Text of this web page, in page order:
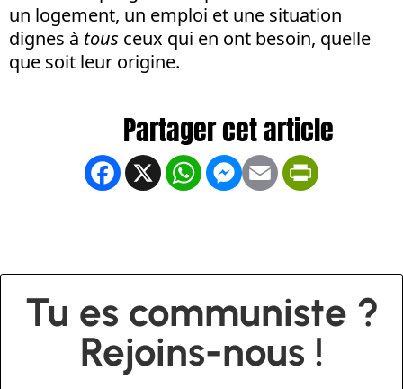
un logement, un emploi et une situation
dignes à tous ceux qui en ont besoin, quelle
que soit leur origine.
Facebook
X WhatsApp
Messenger
Email
Tu es communiste ?
Rejoins-nous !